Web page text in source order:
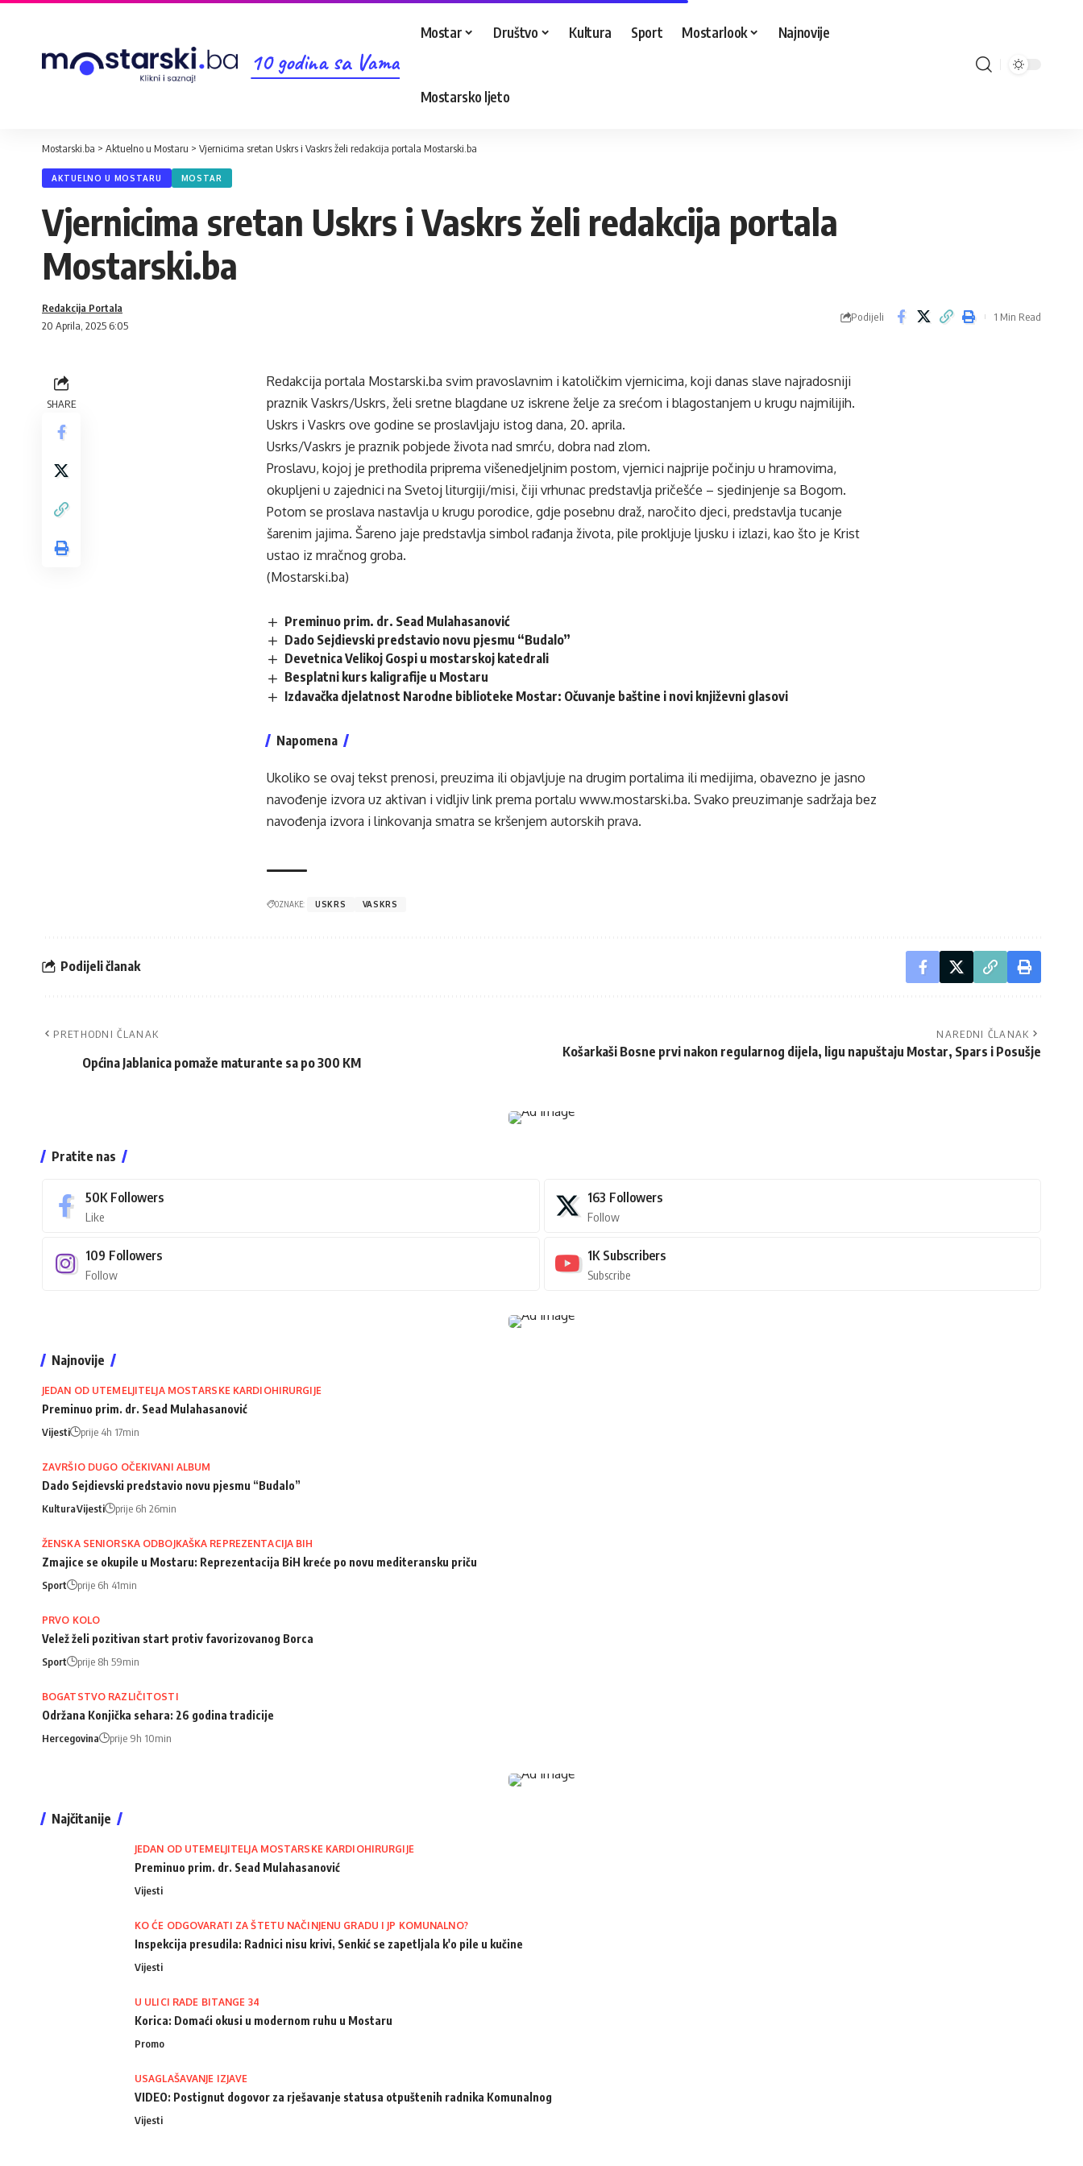
10 godina sa Vama
Mostar Društvo Kultura Sport Mostarlook Najnovije
Mostarsko ljeto
Mostarski.ba > Aktuelno u Mostaru > Vjernicima sretan Uskrs i Vaskrs želi redakcija portala Mostarski.ba
AKTUELNO U MOSTARU MOSTAR
Vjernicima sretan Uskrs i Vaskrs želi redakcija portala
Mostarski.ba
20 Aprila, 2025 6:05
Redakcija Portala
Podijeli 1 Min Read
SHARE
Redakcija portala Mostarski.ba svim pravoslavnim i katoličkim vjernicima, koji danas slave najradosniji
praznik Vaskrs/Uskrs, želi sretne blagdane uz iskrene želje za srećom i blagostanjem u krugu najmilijih.
Uskrs i Vaskrs ove godine se proslavljaju istog dana, 20. aprila.
Usrks/Vaskrs je praznik pobjede života nad smrću, dobra nad zlom.
Proslavu, kojoj je prethodila priprema višenedjeljnim postom, vjernici najprije počinju u hramovima,
okupljeni u zajednici na Svetoj liturgiji/misi, čiji vrhunac predstavlja pričešće – sjedinjenje sa Bogom.
Potom se proslava nastavlja u krugu porodice, gdje posebnu draž, naročito djeci, predstavlja tucanje
šarenim jajima. Šareno jaje predstavlja simbol rađanja života, pile prokljuje ljusku i izlazi, kao što je Krist
ustao iz mračnog groba.
(Mostarski.ba)
Preminuo prim. dr. Sead Mulahasanović
Dado Sejdievski predstavio novu pjesmu “Budalo”
Devetnica Velikoj Gospi u mostarskoj katedrali
Besplatni kurs kaligrafije u Mostaru
Izdavačka djelatnost Narodne biblioteke Mostar: Očuvanje baštine i novi književni glasovi
Napomena
Ukoliko se ovaj tekst prenosi, preuzima ili objavljuje na drugim portalima ili medijima, obavezno je jasno
navođenje izvora uz aktivan i vidljiv link prema portalu www.mostarski.ba. Svako preuzimanje sadržaja bez
navođenja izvora i linkovanja smatra se kršenjem autorskih prava.
OZNAKE: USKRS VASKRS
Podijeli članak
PRETHODNI ČLANAK
Općina Jablanica pomaže maturante sa po 300 KM
NAREDNI ČLANAK
Košarkaši Bosne prvi nakon regularnog dijela, ligu napuštaju Mostar, Spars i Posušje
Pratite nas
50K Followers
Like
163 Followers
Follow
109 Followers
Follow
1K Subscribers
Subscribe
Najnovije
JEDAN OD UTEMELJITELJA MOSTARSKE KARDIOHIRURGIJE
Preminuo prim. dr. Sead Mulahasanović
Vijesti prije 4h 17min
ZAVRŠIO DUGO OČEKIVANI ALBUM
Dado Sejdievski predstavio novu pjesmu “Budalo”
KulturaVijesti prije 6h 26min
ŽENSKA SENIORSKA ODBOJKAŠKA REPREZENTACIJA BIH
Zmajice se okupile u Mostaru: Reprezentacija BiH kreće po novu mediteransku priču
Sport prije 6h 41min
PRVO KOLO
Velež želi pozitivan start protiv favorizovanog Borca
Sport prije 8h 59min
BOGATSTVO RAZLIČITOSTI
Održana Konjička sehara: 26 godina tradicije
Hercegovina prije 9h 10min
Najčitanije
JEDAN OD UTEMELJITELJA MOSTARSKE KARDIOHIRURGIJE
Preminuo prim. dr. Sead Mulahasanović
Vijesti
KO ĆE ODGOVARATI ZA ŠTETU NAČINJENU GRADU I JP KOMUNALNO?
Inspekcija presudila: Radnici nisu krivi, Senkić se zapetljala k'o pile u kučine
Vijesti
U ULICI RADE BITANGE 34
Korica: Domaći okusi u modernom ruhu u Mostaru
Promo
USAGLAŠAVANJE IZJAVE
VIDEO: Postignut dogovor za rješavanje statusa otpuštenih radnika Komunalnog
Vijesti